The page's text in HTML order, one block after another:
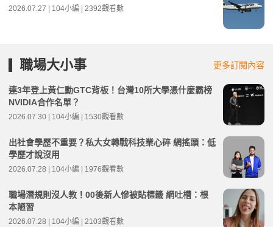
2026.07.27 | 104小編 | 2392觀看數
職場大小事 更多訂閱內容
連3年登上黃仁勳GTC背板！台灣10所大學憑什麼霸榜
NVIDIA合作名單？
2026.07.30 | 104小編 | 1530觀看數
出社會學歷不重要？私大女轉戰科技業心碎 網搖頭：低
學歷才說沒用
2026.07.28 | 104小編 | 1976觀看數
職場潛規則沒人教！00後新人慘被貼標籤 網吐槽：根
本陋習
2026.07.28 | 104小編 | 2103觀看數